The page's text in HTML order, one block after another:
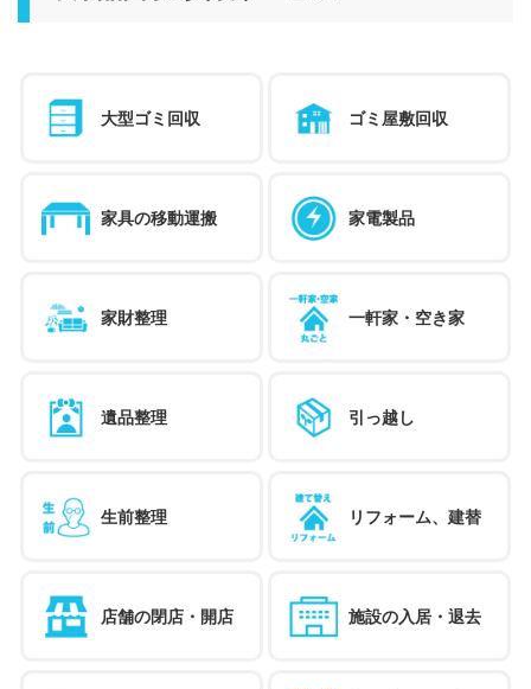
大型ゴミ回収 ゴミ屋敷回収
家具の移動運搬 家電製品
家財整理 一軒家・空き家
遺品整理 引っ越し
生前整理 リフォーム、建替
店舗の閉店・開店 施設の入居・退去